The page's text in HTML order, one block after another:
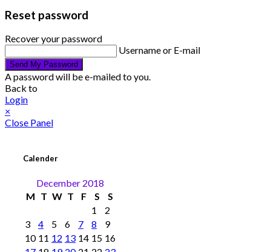
Reset password
Recover your password
Username or E-mail
Send My Password
A password will be e-mailed to you.
Back to
Login
×
Close Panel
Calender
December 2018
M T W T F S
S
1
2
3
4 5 6 7 8
9
10 11 12 13 14 15 16